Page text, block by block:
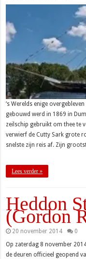
’s Werelds enige
gebouwd werd in 1869 in
zeilschip gebruikt om thee te
verwierf de Cutty Sark grote
snelste zijn reis af. Zijn
Lees verder »
Heddon
(Gordon
20 november 2014
0
Op zaterdag 8 november
de deuren officieel geopend